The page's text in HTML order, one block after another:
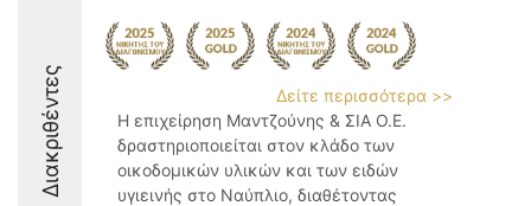
Διακριθέντες
Δείτε περισσότερα >>
Η επιχείρηση Μαντζούνης & ΣΙΑ Ο.Ε.
δραστηριοποιείται στον κλάδο των
οικοδομικών υλικών και των ειδών
υγιεινής στο Ναύπλιο, διαθέτοντας